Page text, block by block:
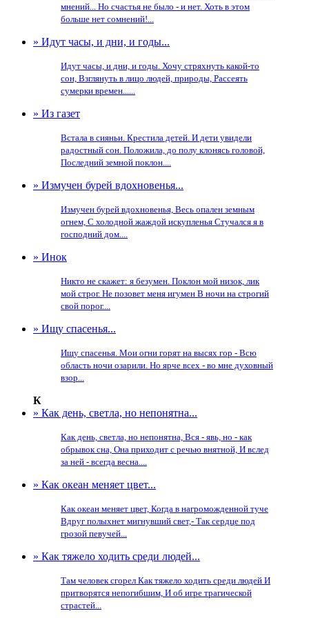
мнений... Но счастья не было - и нет. Хоть в этом
больше нет сомнений!...
» Идут часы, и дни, и годы...
Идут часы, и дни, и годы. Хочу стряхнуть какой-то
сон, Взглянуть в лицо людей, природы, Рассеять
сумерки времен......
» Из газет
Встала в сияньи. Крестила детей. И дети увидели
радостный сон. Положила, до полу клонясь головой,
Последний земной поклон....
» Измучен бурей вдохновенья...
Измучен бурей вдохновенья, Весь опален земным
огнем, С холодной жаждой искупленья Стучался я в
господний дом....
» Инок
Никто не скажет: я безумен. Поклон мой низок, лик
мой строг. Не позовет меня игумен В ночи на строгий
свой порог....
» Ищу спасенья...
Ищу спасенья. Мои огни горят на высях гор - Всю
область ночи озарили. Но ярче всех - во мне духовный
взор...
К
» Как день, светла, но непонятна...
Как день, светла, но непонятна, Вся - явь, но - как
обрывок сна, Она приходит с речью внятной, И вслед
за ней - всегда весна....
» Как океан меняет цвет...
Как океан меняет цвет, Когда в нагроможденной туче
Вдруг полыхнет мигнувший свет,- Так сердце под
грозой певучей...
» Как тяжело ходить среди людей...
Там человек сгорел Как тяжело ходить среди людей И
притворятся непогибшим, И об игре трагической
страстей...